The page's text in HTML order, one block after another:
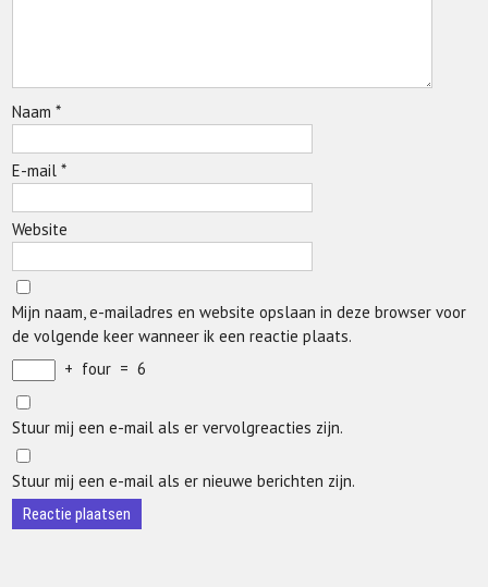
Naam*
E-mail*
Website
Mijn naam, e-mailadres en website opslaan in deze browser voor
de volgende keer wanneer ik een reactie plaats.
+ four = 6
Stuur mij een e-mail als er vervolgreacties zijn.
Stuur mij een e-mail als er nieuwe berichten zijn.